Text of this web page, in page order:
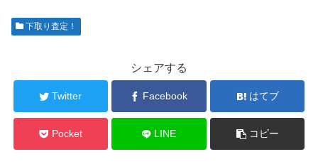
下取り査定！
シェアする
Twitter Facebook はてブ
Pocket LINE コピー